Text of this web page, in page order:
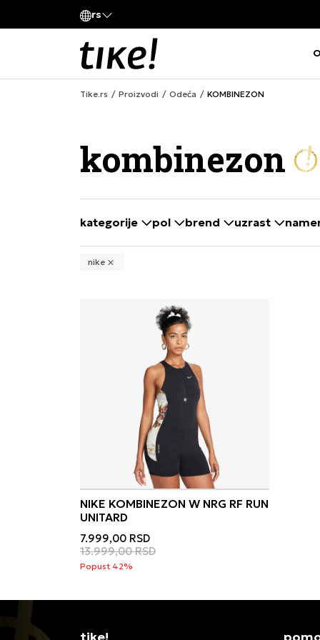
rs
Tike.rs Proizvodi Odeća KOMBINEZON
kombinezon
selecting a filter closes the filters and
kategorije pol brend uzrast
nike
NIKE KOMBINEZON W NRG RF RUN
UNITARD
7.999,00 RSD
13.999,00 RSD
Popust 42%
tike!